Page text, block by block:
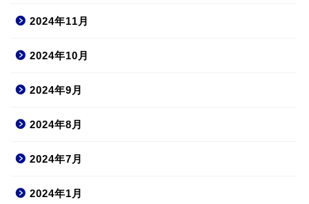
2024年11月
2024年10月
2024年9月
2024年8月
2024年7月
2024年1月